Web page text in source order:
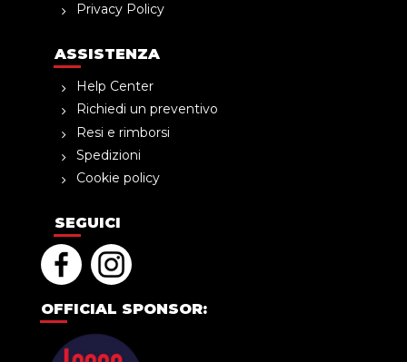
Privacy Policy
ASSISTENZA
Help Center
Richiedi un preventivo
Resi e rimborsi
Spedizioni
Cookie policy
SEGUICI
OFFICIAL SPONSOR: